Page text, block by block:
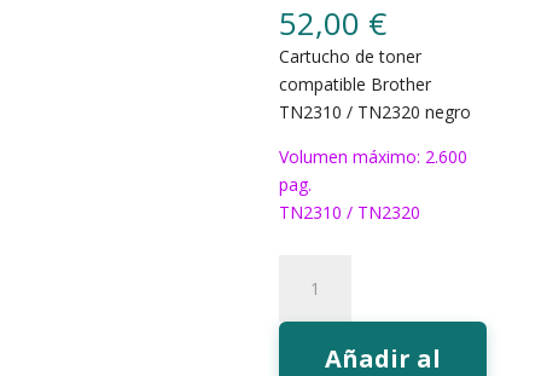
52,00 €
Cartucho de toner
compatible Brother
TN2310 / TN2320 negro
Volumen máximo: 2.600
pag.
TN2310 / TN2320
EcoInk
TN2320
Añadir al